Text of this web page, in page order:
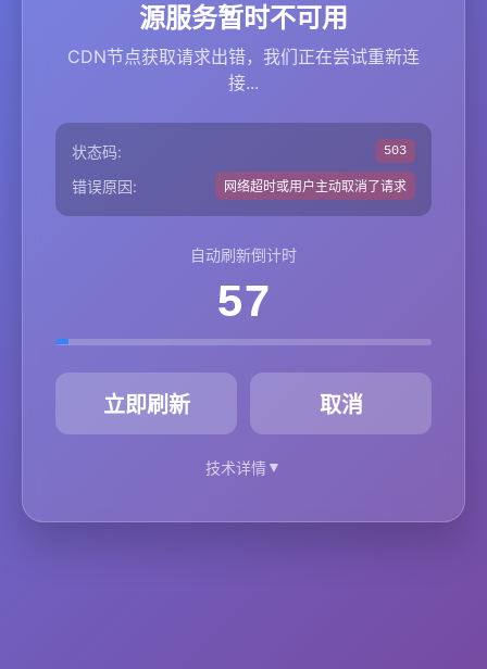
源服务暂时不可用
CDN节点获取请求出错，我们正在尝试重新连
接...
状态码: 503
错误原因: 网络超时或用户主动取消了请求
自动刷新倒计时
57
立即刷新 取消
技术详情▼